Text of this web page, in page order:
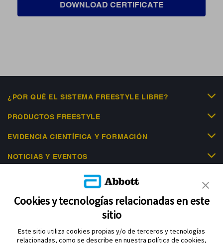
DOWNLOAD CERTIFICATE
¿POR QUÉ EL SISTEMA FREESTYLE LIBRE?
PRODUCTOS FREESTYLE
EVIDENCIA CIENTÍFICA Y FORMACIÓN
NOTICIAS Y EVENTOS
AYUDA
Cookies y tecnologías relacionadas en este
sitio
Este sitio utiliza cookies propias y/o de terceros y tecnologías
relacionadas, como se describe en nuestra política de cookies,